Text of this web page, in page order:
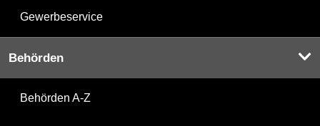
Gewerbeservice
Behörden
Behörden A-Z